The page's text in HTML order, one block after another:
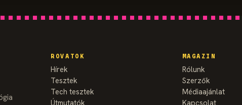
ROVATOK
Hírek
Tesztek
Tech tesztek
Útmutatók
MAGAZIN
Rólunk
Szerzők
Médiaajánlat
Kapcsolat